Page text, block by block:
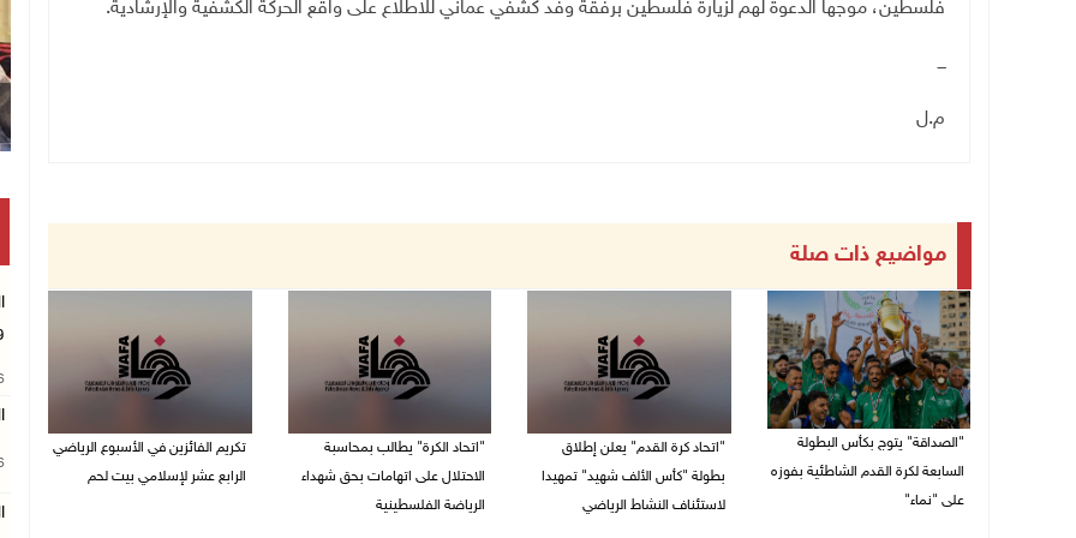
فلسطين، موجها الدعوة لهم لزيارة فلسطين برفقة وفد كشفي عماني للاطلاع على واقع الحركة الكشفية والإرشادية.
ـــ
م.ل
مواضيع ذات صلة
"الصداقة" يتوج بكأس البطولة
السابعة لكرة القدم الشاطئية بفوزه
على "نماء"
"اتحاد كرة القدم" يعلن إطلاق
بطولة "كأس الألف شهيد" تمهيدا
لاستئناف النشاط الرياضي
"اتحاد الكرة" يطالب بمحاسبة
الاحتلال على اتهامات بحق شهداء
الرياضة الفلسطينية
تكريم الفائزين في الأسبوع الرياضي
الرابع عشر لإسلامي بيت لحم